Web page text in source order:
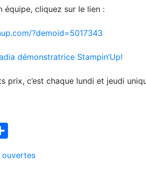
équipe, cliquez sur le lien :
?demoid=5017343
démonstratrice Stampin’Up!
prix, c’est chaque lundi et jeudi
ouvertes